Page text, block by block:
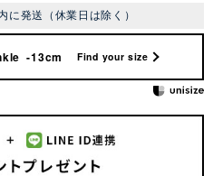
に発送（休業日は除く）
-13cm Find your size